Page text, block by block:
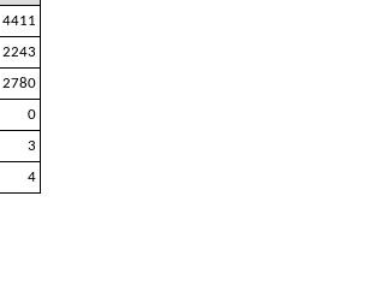
4411
2243
2780
0
3
4